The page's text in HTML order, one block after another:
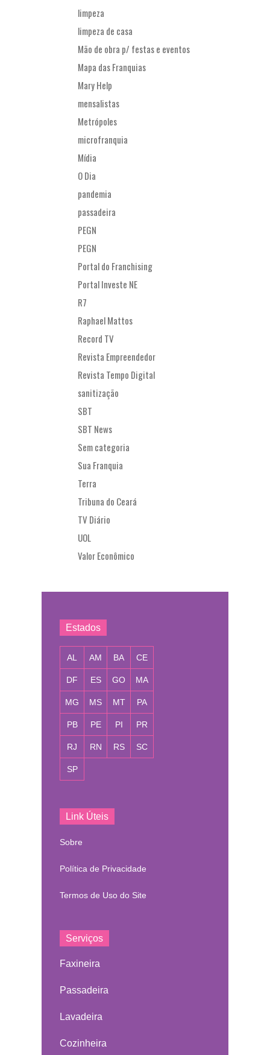
limpeza
limpeza de casa
Mão de obra p/ festas e eventos
Mapa das Franquias
Mary Help
mensalistas
Metrópoles
microfranquia
Mídia
O Dia
pandemia
passadeira
PEGN
PEGN
Portal do Franchising
Portal Investe NE
R7
Raphael Mattos
Record TV
Revista Empreendedor
Revista Tempo Digital
sanitização
SBT
SBT News
Sem categoria
Sua Franquia
Terra
Tribuna do Ceará
TV Diário
UOL
Valor Econômico
Estados
AL AM BA CE
DF ES GO MA
MG MS MT PA
PB PE PI PR
RJ RN RS SC
SP
Link Úteis
Sobre
Política de Privacidade
Termos de Uso do Site
Serviços
Faxineira
Passadeira
Lavadeira
Cozinheira